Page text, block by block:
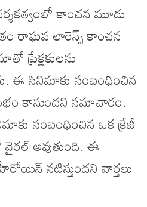
కాంచన మూడు
రాఘవ లారెన్స్ కాంచన
ప్రేక్షకులను
ఈ సినిమాకు సంబంధించిన
కానుందని సమాచారం.
సంబంధించిన ఒక క్రేజీ
అవుతుంది. ఈ
నటిస్తుందని వార్తలు